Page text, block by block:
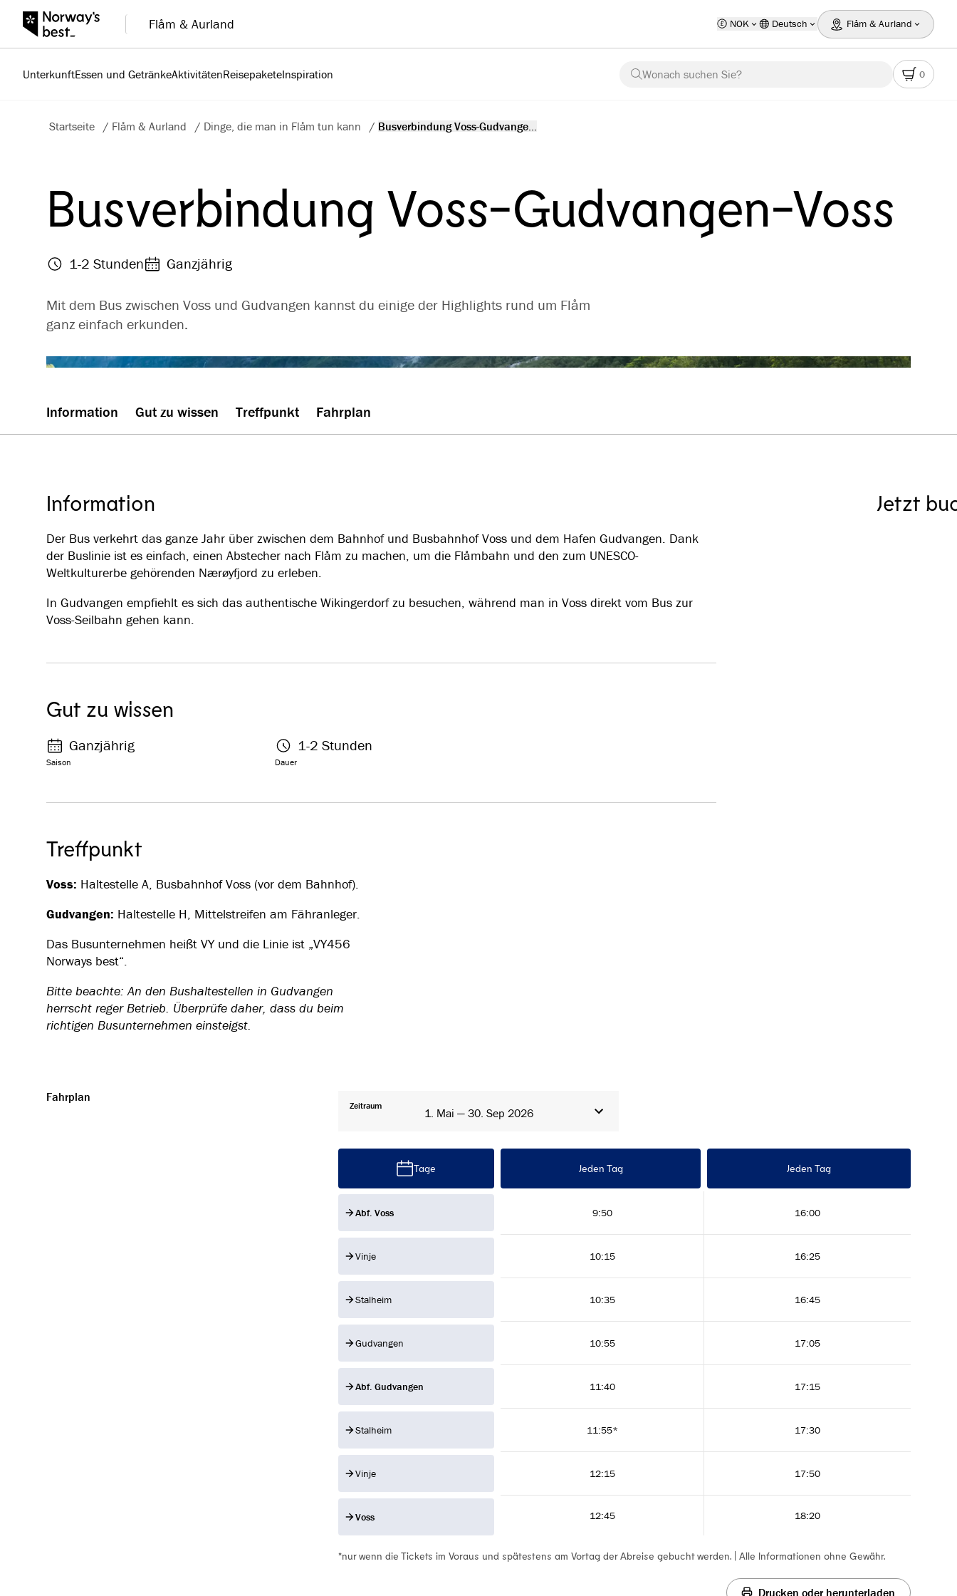
Flåm & Aurland NOK Deutsch Flåm & Aurland
UnterkunftEssen und GetränkeAktivitätenReisepaketeInspiration Wonach suchen Sie? 0
Startseite / Flåm & Aurland / Dinge, die man in Flåm tun kann / Busverbindung Voss-Gudvange...
Busverbindung Voss-Gudvangen-Voss
1-2 Stunden Ganzjährig
Mit dem Bus zwischen Voss und Gudvangen kannst du einige der Highlights rund um Flåm
ganz einfach erkunden.
Jetzt
Information Gut zu wissen Treffpunkt Fahrplan
Information
Der Bus verkehrt das ganze Jahr über zwischen dem Bahnhof und Busbahnhof Voss und dem Hafen Gudvangen. Dank
der Buslinie ist es einfach, einen Abstecher nach Flåm zu machen, um die Flåmbahn und den zum UNESCO-
Weltkulturerbe gehörenden Nærøyfjord zu erleben.
In Gudvangen empfiehlt es sich das authentische Wikingerdorf zu besuchen, während man in Voss direkt vom Bus zur
Voss-Seilbahn gehen kann.
Gut zu wissen
Saison
Ganzjährig
Dauer
1-2 Stunden
Treffpunkt
Voss: Haltestelle A, Busbahnhof Voss (vor dem Bahnhof).
Gudvangen: Haltestelle H, Mittelstreifen am Fähranleger.
Das Busunternehmen heißt VY und die Linie ist „VY456
Norways best“.
Bitte beachte: An den Bushaltestellen in Gudvangen
herrscht reger Betrieb. Überprüfe daher, dass du beim
richtigen Busunternehmen einsteigst.
Fahrplan
Zeitraum
1. Mai — 30. Sep 2026
Tage Jeden Tag Jeden Tag
Abf. Voss 9:50 16:00
Vinje 10:15 16:25
Stalheim 10:35 16:45
Gudvangen 10:55 17:05
Abf. Gudvangen 11:40 17:15
Stalheim 11:55* 17:30
Vinje 12:15 17:50
Voss 12:45 18:20
*nur wenn die Tickets im Voraus und spätestens am Vortag der Abreise gebucht werden. | Alle Informationen ohne Gewähr.
Drucken oder herunterladen